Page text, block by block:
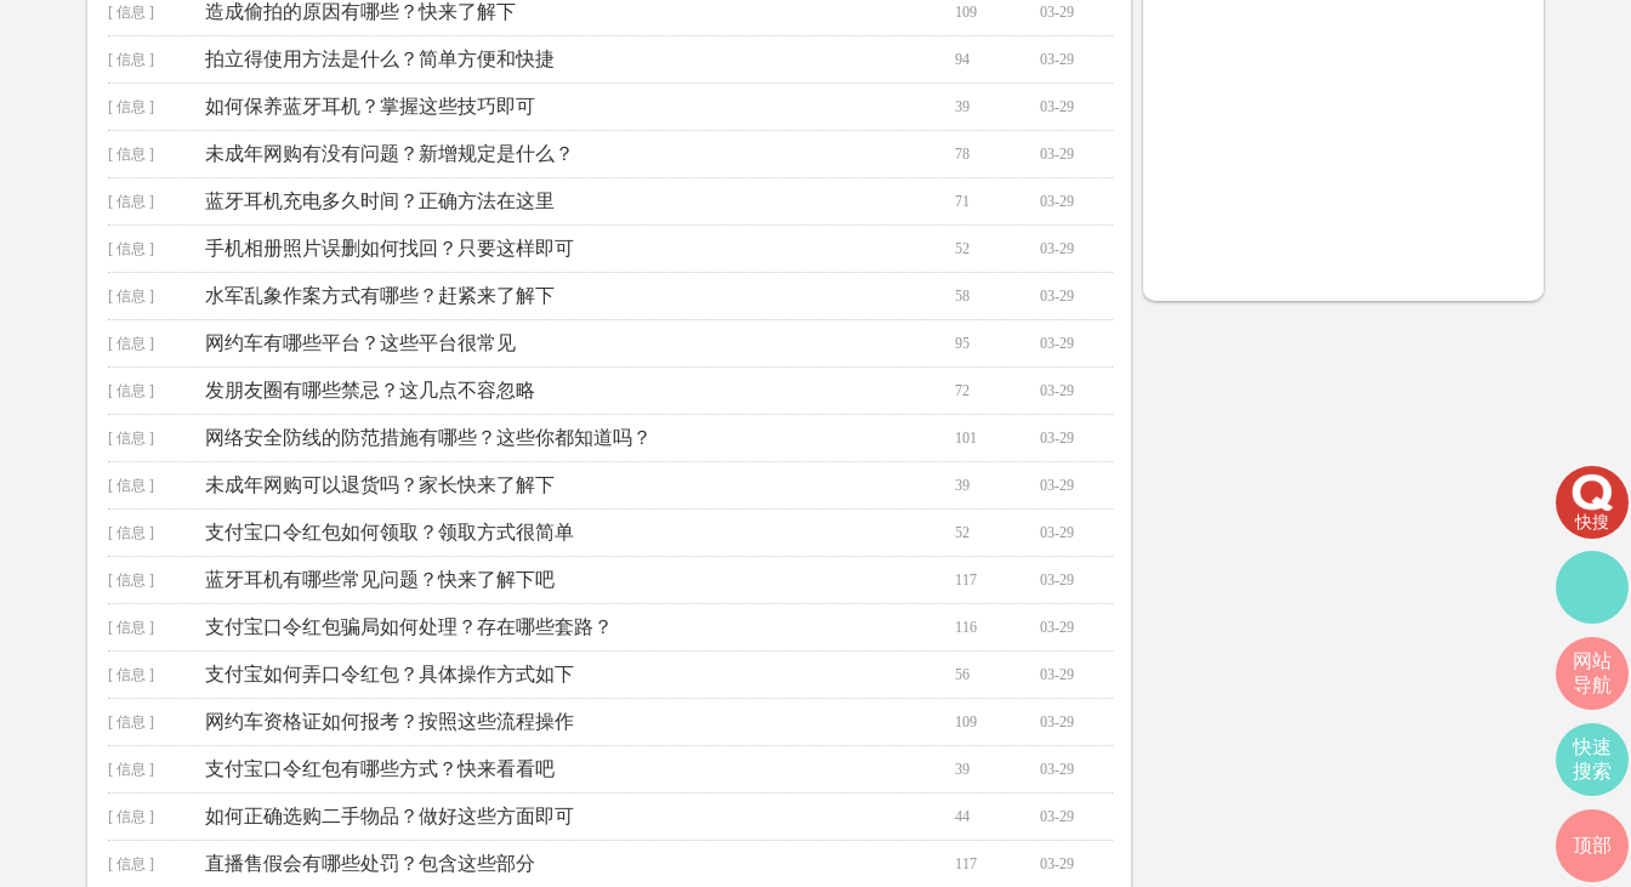
[ 信息 ] 造成偷拍的原因有哪些？快来了解下 03-29
109
[ 信息 ] 拍立得使用方法是什么？简单方便和快捷 03-29
94
[ 信息 ] 如何保养蓝牙耳机？掌握这些技巧即可 03-29
39
[ 信息 ] 未成年网购有没有问题？新增规定是什么？ 03-29
78
[ 信息 ] 蓝牙耳机充电多久时间？正确方法在这里 03-29
71
[ 信息 ] 手机相册照片误删如何找回？只要这样即可 03-29
52
[ 信息 ] 水军乱象作案方式有哪些？赶紧来了解下 03-29
58
[ 信息 ] 网约车有哪些平台？这些平台很常见 03-29
95
[ 信息 ] 发朋友圈有哪些禁忌？这几点不容忽略 03-29
72
[ 信息 ] 网络安全防线的防范措施有哪些？这些你都知道吗？ 03-29
101
[ 信息 ] 未成年网购可以退货吗？家长快来了解下 03-29
39
[ 信息 ] 支付宝口令红包如何领取？领取方式很简单 03-29
52
[ 信息 ] 蓝牙耳机有哪些常见问题？快来了解下吧 03-29
117
[ 信息 ] 支付宝口令红包骗局如何处理？存在哪些套路？ 03-29
116
[ 信息 ] 支付宝如何弄口令红包？具体操作方式如下 03-29
56
[ 信息 ] 网约车资格证如何报考？按照这些流程操作 03-29
109
[ 信息 ] 支付宝口令红包有哪些方式？快来看看吧 03-29
39
[ 信息 ] 如何正确选购二手物品？做好这些方面即可 03-29
44
[ 信息 ] 直播售假会有哪些处罚？包含这些部分 03-29
117
快搜
网站
导航
快速
搜索
顶部